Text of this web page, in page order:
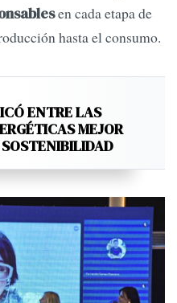
en cada etapa de
hasta el consumo.
ENTRE LAS
MEJOR